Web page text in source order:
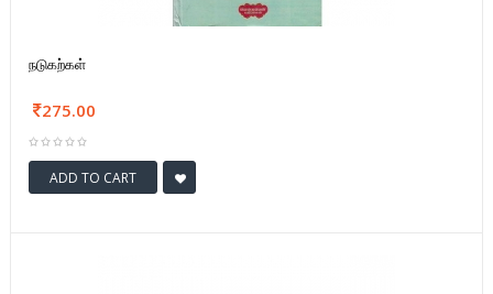
நடுகற்கள்
275.00
ADD TO CART